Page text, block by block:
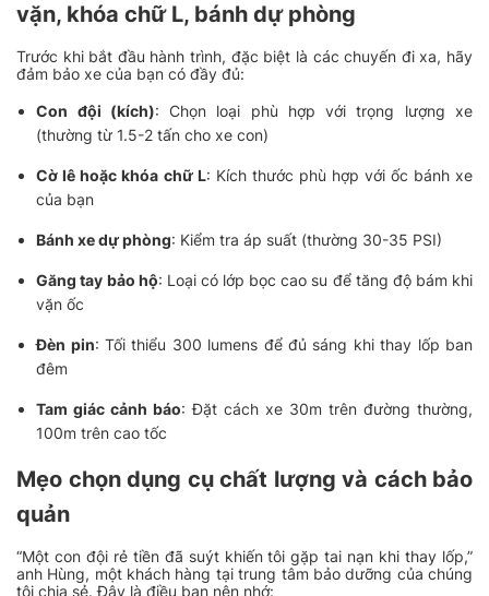
vặn, khóa chữ L, bánh dự phòng
Trước khi bắt đầu hành trình, đặc biệt là các chuyến đi xa, hãy
đảm bảo xe của bạn có đầy đủ:
Con đội (kích): Chọn loại phù hợp với trọng lượng xe
(thường từ 1.5-2 tấn cho xe con)
Cờ lê hoặc khóa chữ L: Kích thước phù hợp với ốc bánh xe
của bạn
Bánh xe dự phòng: Kiểm tra áp suất (thường 30-35 PSI)
Găng tay bảo hộ: Loại có lớp bọc cao su để tăng độ bám khi
vặn ốc
Đèn pin: Tối thiểu 300 lumens để đủ sáng khi thay lốp ban
đêm
Tam giác cảnh báo: Đặt cách xe 30m trên đường thường,
100m trên cao tốc
Mẹo chọn dụng cụ chất lượng và cách bảo
quản
“Một con đội rẻ tiền đã suýt khiến tôi gặp tai nạn khi thay lốp,”
anh Hùng, một khách hàng tại trung tâm bảo dưỡng của chúng
tôi chia sẻ. Đây là điều bạn nên nhớ: